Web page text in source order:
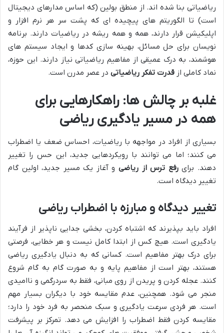
ریاضیاتی بنا شده اند. از منطق بولین (که اساس مدارهای دیجیتال
است) تا الگوریتم های پیچیده ای که پشت سر هر نرم افزار و
اپلیکیشن قرار دارند، همه و همه ریشه در ریاضیات دارند. برنامه
نویسان برای حل مسائل، بهینه سازی کدها و ایجاد سیستم های
هوشمند، به درک عمیقی از مفاهیم ریاضیاتی نیاز دارند. این حوزه،
نماد کاملی از قدرت تفکر ریاضیاتی در عصر مدرن است.
غلبه بر چالش ها: راهکارهایی برای
همه در مسیر یادگیری ریاضی
بسیاری از افراد در مواجهه با ریاضیات، احساس ضعف یا اضطراب
می کنند؛ اما می توانند با رویکردهایی جدید، این حس را تغییر
دهند. برایرفع ترس از ریاضیو آغاز یک مسیر جدید، اولین گام
تغییر دیدگاه است.
تغییر دیدگاه و مبارزه با اضطراب ریاضی
افراد باید بپذیرند که اشتباه کردن، بخشی جدایی ناپذیر از فرآیند
یادگیری است. هیچ کس از ابتدا کامل نیست و هر خطایی، فرصتی
برای درک بهتر مفاهیم است. کسانی که به دنبال یادگیری ریاضی
هستند، بهتر است از مفاهیم پایه و به صورت گام به گام شروع
کنند. عجله کردن و پریدن از روی مبانی، فقط به سردرگمی و ناامیدی
منجر می شود. همچنین، عدم مقایسه خود با دیگران بسیار مهم
است. هر فردی سرعت یادگیری و سبک منحصر به فرد خود را دارد؛
مقایسه کردن فقط اضطراب را افزایش می دهد. تمرکز بر پیشرفت